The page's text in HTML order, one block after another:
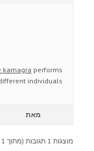
kamagra performs
individuals.
מאת
מוצגות 1 תגובות (מתוך 1 סה״כ)